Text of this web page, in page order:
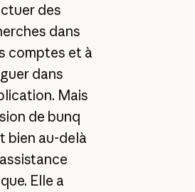
des
dans
comptes et à
dans
Mais
de bunq
bien au-delà
Elle a